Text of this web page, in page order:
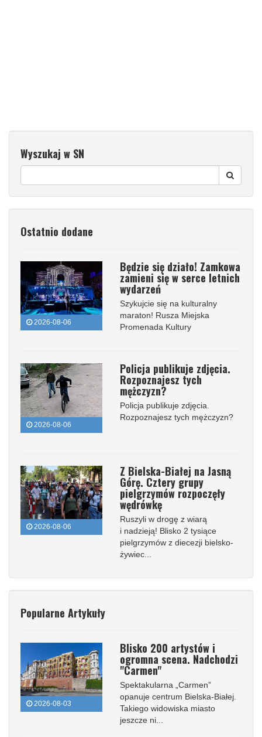
Wyszukaj w SN
Ostatnio dodane
2026-08-06
Będzie się działo! Zamkowa
zamieni się w serce letnich
wydarzeń
Szykujcie się na kulturalny
maraton! Rusza Miejska
Promenada Kultury
2026-08-06
Policja publikuje zdjęcia.
Rozpoznajesz tych
mężczyzn?
Policja publikuje zdjęcia.
Rozpoznajesz tych mężczyzn?
2026-08-06
Z Bielska-Białej na Jasną
Górę. Cztery grupy
pielgrzymów rozpoczęły
wędrówkę
Ruszyli w drogę z wiarą
i nadzieją! Blisko 2 tysiące
pielgrzymów z diecezji bielsko-
żywiec...
Popularne Artykuły
2026-08-03
Blisko 200 artystów i
ogromna scena. Nadchodzi
"Carmen"
Spektakularna „Carmen”
opanuje centrum Bielska-Białej.
Takiego widowiska miasto
jeszcze ni...